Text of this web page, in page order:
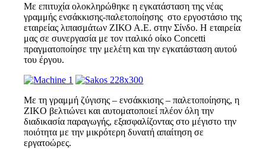
Με επιτυχία ολοκληρώθηκε η εγκατάσταση της νέας
γραμμής ενσάκκισης-παλετοποίησης στο εργοστάσιο της
εταιρείας λιπασμάτων ΖΙΚΟ Α.Ε. στην Σίνδο. Η εταιρεία
μας σε συνεργασία με τον ιταλικό οίκο Concetti
πραγματοποίησε την μελέτη και την εγκατάσταση αυτού
του έργου.
Με τη γραμμή ζύγισης – ενσάκκισης – παλετοποίησης, η
ZIKO βελτιώνει και αυτοματοποιεί πλέον όλη την
διαδικασία παραγωγής, εξασφαλίζοντας στο μέγιστο την
ποιότητα με την μικρότερη δυνατή απαίτηση σε
εργατοώρες.